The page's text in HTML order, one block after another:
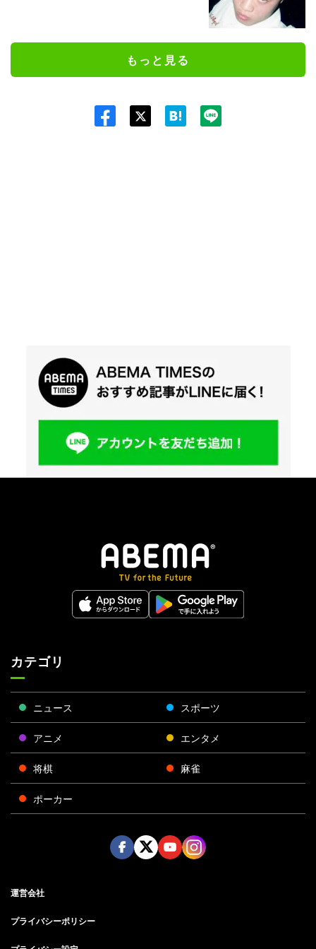
もっと見る
カテゴリ
ニュース スポーツ
アニメ エンタメ
将棋 麻雀
ポーカー
運営会社
プライバシーポリシー